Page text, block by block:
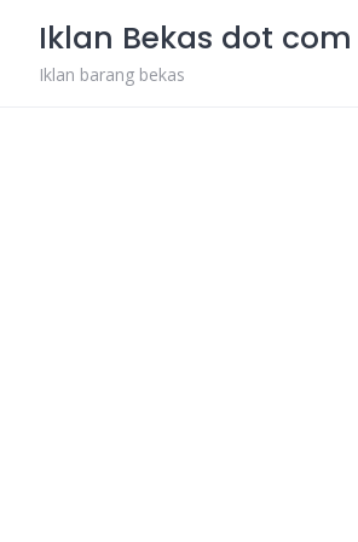
content
Iklan Bekas dot com
Iklan barang bekas